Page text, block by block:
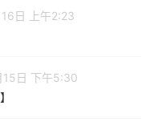
日 上午2:23
15日 下午5:30